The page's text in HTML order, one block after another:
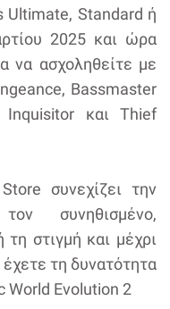
Ultimate, Standard ή
2025 και ώρα
να ασχοληθείτε με
Bassmaster
Inquisitor και Thief
συνεχίζει την
συνηθισμένο,
στιγμή και μέχρι
τη δυνατότητα
World Evolution 2